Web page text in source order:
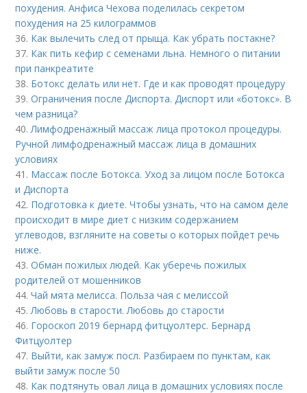
похудения. Анфиса Чехова поделилась секретом
похудения на 25 килограммов
36. Как вылечить след от прыща. Как убрать постакне?
37. Как пить кефир с семенами льна. Немного о питании
при панкреатите
38. Ботокс делать или нет. Где и как проводят процедуру
39.Ограничения после Диспорта. Диспорт или «ботокс». В
чем разница?
40.Лимфодренажный массаж лица протокол процедуры.
Ручной лимфодренажный массаж лица в домашних
условиях
41. Массаж после Ботокса. Уход за лицом после Ботокса
и Диспорта
42. Подготовка к диете. Чтобы узнать, что на самом деле
происходит в мире диет с низким содержанием
углеводов, взгляните на советы о которых пойдет речь
ниже.
43.Обман пожилых людей. Как уберечь пожилых
родителей от мошенников
44.Чай мята мелисса. Польза чая с мелиссой
45.Любовь в старости. Любовь до старости
46. Гороскоп 2019 бернард фитцуолтерс. Бернард
Фитцуолтер
47. Выйти, как замуж посл. Разбираем по пунктам, как
выйти замуж после 50
48. Как подтянуть овал лица в домашних условиях после